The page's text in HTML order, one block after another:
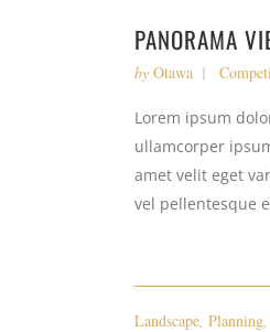
PANORAMA
by Otawa
Lorem ipsum
ullamcorper
amet velit eget
vel pellentesque
Landscape, Planning,